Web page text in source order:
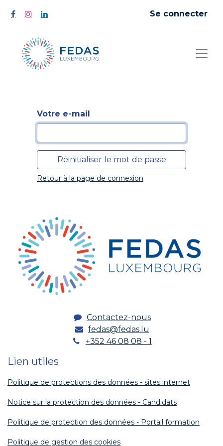
Se connecter
Votre e-mail
Réinitialiser le mot de passe
Retour à la page de connexion
Contactez-nous
fedas@fedas.lu
+352 46 08 08 - 1
Lien utiles
Politique de protections des données - sites internet
Notice sur la protection des données - Candidats
Politique de protection des données - Portail formation
Politique de gestion des cookies